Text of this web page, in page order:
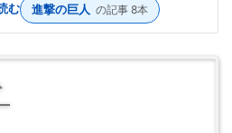
む 進撃の巨人 の記事 8本